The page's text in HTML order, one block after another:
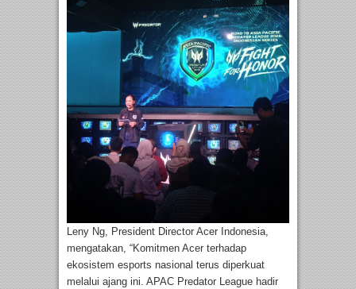
Leny Ng, President Director Acer Indonesia,
mengatakan, “Komitmen Acer terhadap
ekosistem esports nasional terus diperkuat
melalui ajang ini. APAC Predator League hadir